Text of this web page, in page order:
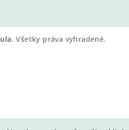
. Všetky práva vyhradené.